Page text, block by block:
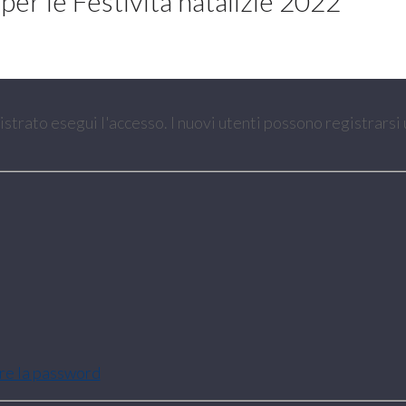
esegui l'accesso. I nuovi utenti possono
la password